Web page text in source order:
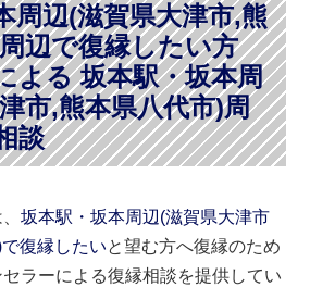
周辺(滋賀県大津市,熊
辺で復縁したい方
よる 坂本駅・坂本周
市,熊本県八代市)周
談
、坂本駅・坂本周辺(滋賀県大津市
復縁したいと望む方へ復縁のため
ラーによる復縁相談を提供してい